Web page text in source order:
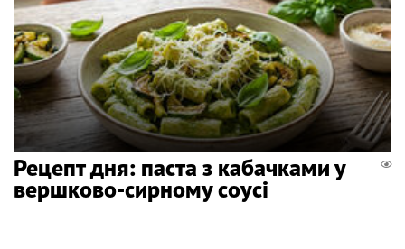
Рецепт дня: паста з кабачками у
вершково-сирному соусі